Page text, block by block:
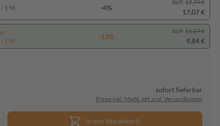
1 St) -4%
AVP: 17,79 €
17,07 €
1 St)
-13%
AVP: 11,27 €
9,84 €
sofort lieferbar
Preise inkl. MwSt. ggf. zzgl. Versandkosten
In den Warenkorb